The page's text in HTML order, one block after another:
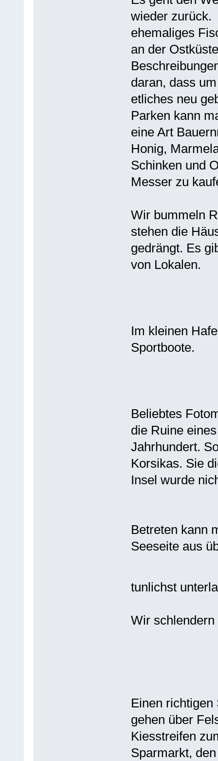
wieder zurück.
ehemaliges
an der
daran, dass
etliches neu
Parken kann
eine Art
Honig,
Schinken und
Messer zu
Wir bummeln
stehen die
gedrängt. Es
von Lokalen.
Im kleinen
Sportboote.
Beliebtes
die Ruine
Jahrhundert.
Korsikas. Sie
Insel wurde
Betreten kann
Seeseite aus
tunlichst
Wir
Einen
gehen über
Kiesstreifen
Sparmarkt,